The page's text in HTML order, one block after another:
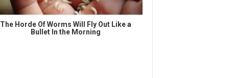
The Horde Of Worms Will Fly Out Like a
Bullet In the Morning